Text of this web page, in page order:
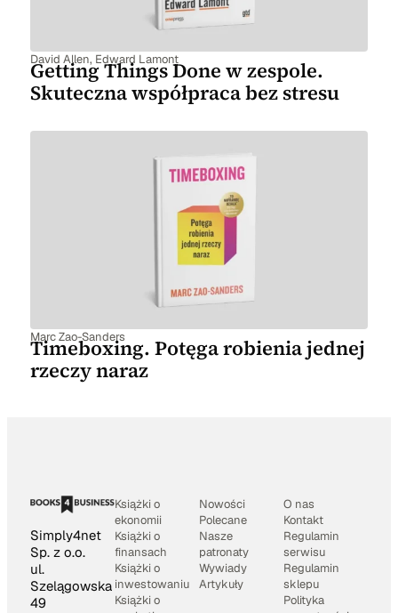
David Allen, Edward Lamont
Getting Things Done w zespole.
Skuteczna współpraca bez stresu
Marc Zao-Sanders
Timeboxing. Potęga robienia jednej
rzeczy naraz
Simply4net
Sp. z o.o.
ul.
Szelągowska
49
Książki o
ekonomii
Książki o
finansach
Książki o
inwestowaniu
Książki o
Nowości
Polecane
Nasze
patronaty
Wywiady
Artykuły
O nas
Kontakt
Regulamin
serwisu
Regulamin
sklepu
Polityka